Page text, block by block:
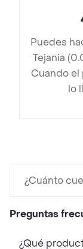
Puedes
Tejania
Cuando
lo
¿Cuánto
Preguntas
¿Qué